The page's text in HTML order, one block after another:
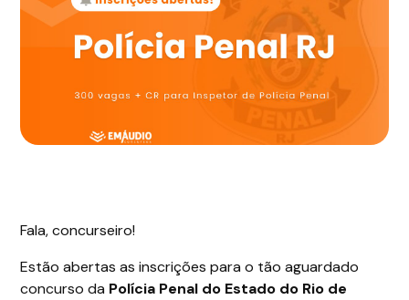
Fala, concurseiro!
Estão abertas as inscrições para o tão aguardado
concurso da Polícia Penal do Estado do Rio de